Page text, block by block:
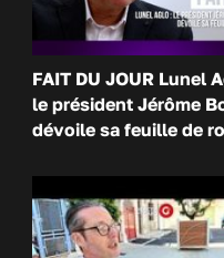
FAIT DU JOUR Lunel
le président Jérôme
dévoile sa feuille de